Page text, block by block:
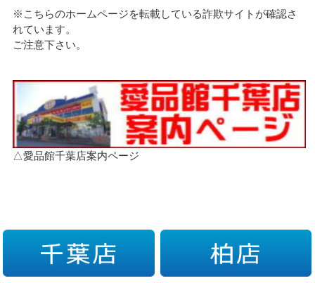
※こちらのホームページを転載している詐欺サイトが確認さ
れています。
ご注意下さい。
△愛品館千葉店案内ページ